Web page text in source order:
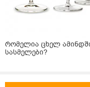
რომელია ცხელ
სასმელები?